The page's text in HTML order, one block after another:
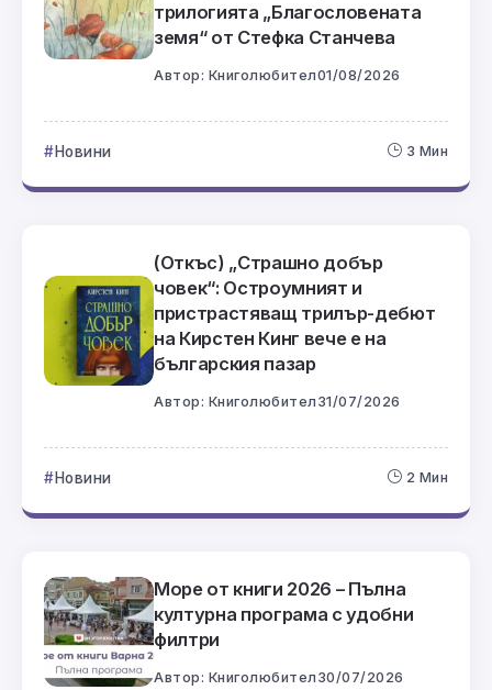
трилогията „Благословената
земя“ от Стефка Станчева
Автор: Книголюбител01/08/2026
Новини 3 Мин
(Откъс) „Страшно добър
човек“: Остроумният и
пристрастяващ трилър-дебют
на Кирстен Кинг вече е на
българския пазар
Автор: Книголюбител 31/07/2026
Новини 2 Мин
Море от книги 2026 – Пълна
културна програма с удобни
филтри
Автор: Книголюбител 30/07/2026